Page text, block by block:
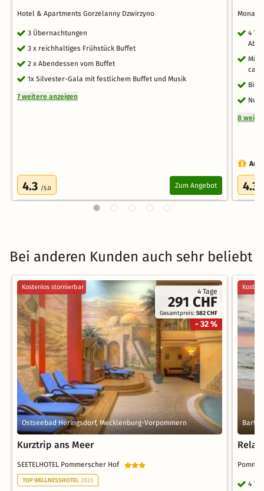
Hotel & Apartments Gorzelanny Dzwirzyno
3 Übernachtungen
3 x reichhaltiges Frühstück Buffet
2 x Abendessen vom Buffet
1x Silvester-Gala mit festlichem Buffet und Musik
7 weitere anzeigen
4.3 /5.0 Zum Angebot
Mona
4
ca.
Bis
8
4.3
Bei anderen Kunden auch sehr beliebt
4 Tage
291 CHF
Gesamtpreis:582 CHF
- 32 %
Kostenlos stornierbar
Ostseebad Heringsdorf, Mecklenburg-Vorpommern
Kurztrip ans Meer
SEETELHOTEL Pommerscher Hof
TOP WELLNESSHOTEL 2023
Barth,
4